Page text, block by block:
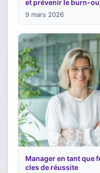
et prévenir le burn-
9 mars 2026
Manager en tant que
cles de réussite